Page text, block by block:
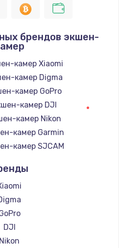
брендов экшен-
камер Xiaomi
камер Digma
камер GoPro
камер DJI
камер Nikon
камер Garmin
камер SJCAM
DJI
Nikon